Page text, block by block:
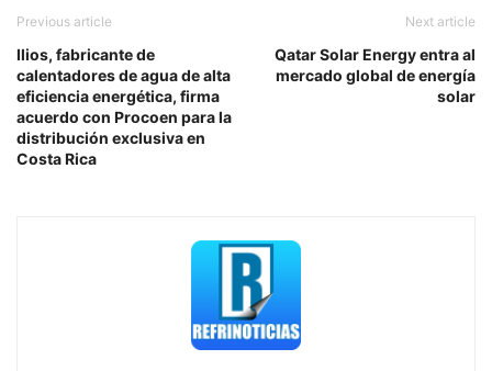
Previous article
Ilios, fabricante de
calentadores de agua de alta
eficiencia energética, firma
acuerdo con Procoen para la
distribución exclusiva en
Costa Rica
Next article
Qatar Solar Energy entra al
mercado global de energía
solar